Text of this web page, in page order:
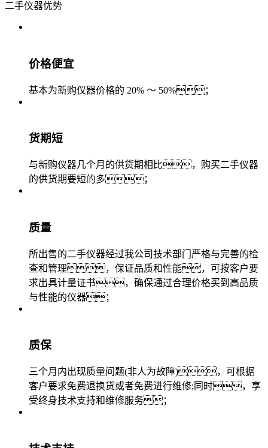
二手仪器优势
价格便宜
基本为新购仪器价格的 20% ～ 50%；
货期短
与新购仪器几个月的供货期相比，购买二手仪器
的供货期要短的多；
质量
所出售的二手仪器经过我公司技术部门严格与完善的检
查和管理，保证品质和性能，可按客户要
求出具计量证书，确保通过合理价格买到高品质
与性能的仪器；
质保
三个月内出现质量问题(非人为故障)，可根据
客户要求免费退换货或者免费进行维修;同时，享
受终身技术支持和维修服务；